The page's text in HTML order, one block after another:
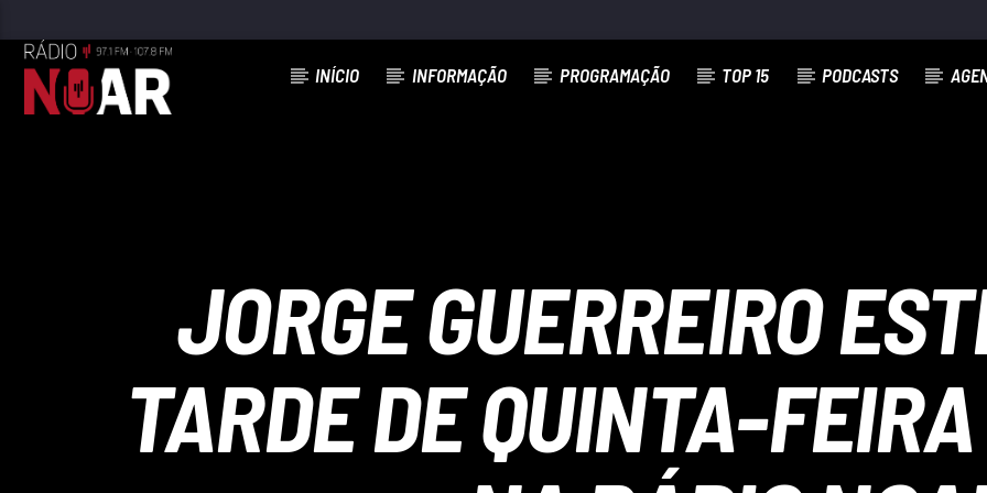
INÍCIO INFORMAÇÃO PROGRAMAÇÃO TOP 15 PODCASTS
JORGE GUERREIRO
TARDE DE QUINTA-